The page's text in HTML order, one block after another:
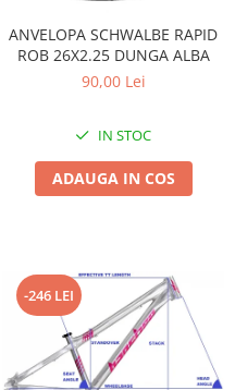
ANVELOPA SCHWALBE RAPID
ROB 26X2.25 DUNGA ALBA
90,00 Lei
IN STOC
ADAUGA IN COS
-246 LEI